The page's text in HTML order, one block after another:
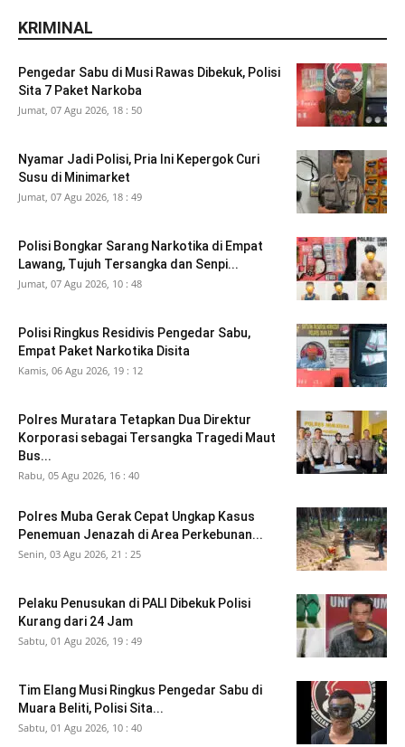
KRIMINAL
Pengedar Sabu di Musi Rawas Dibekuk, Polisi
Sita 7 Paket Narkoba
Jumat, 07 Agu 2026, 18 : 50
Nyamar Jadi Polisi, Pria Ini Kepergok Curi
Susu di Minimarket
Jumat, 07 Agu 2026, 18 : 49
Polisi Bongkar Sarang Narkotika di Empat
Lawang, Tujuh Tersangka dan Senpi...
Jumat, 07 Agu 2026, 10 : 48
Polisi Ringkus Residivis Pengedar Sabu,
Empat Paket Narkotika Disita
Kamis, 06 Agu 2026, 19 : 12
Polres Muratara Tetapkan Dua Direktur
Korporasi sebagai Tersangka Tragedi Maut
Bus...
Rabu, 05 Agu 2026, 16 : 40
Polres Muba Gerak Cepat Ungkap Kasus
Penemuan Jenazah di Area Perkebunan...
Senin, 03 Agu 2026, 21 : 25
Pelaku Penusukan di PALI Dibekuk Polisi
Kurang dari 24 Jam
Sabtu, 01 Agu 2026, 19 : 49
Tim Elang Musi Ringkus Pengedar Sabu di
Muara Beliti, Polisi Sita...
Sabtu, 01 Agu 2026, 10 : 40